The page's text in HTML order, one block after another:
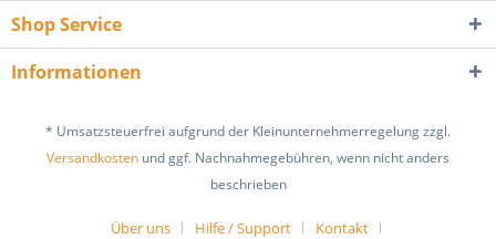
Shop Service
Informationen
* Umsatzsteuerfrei aufgrund der Kleinunternehmerregelung zzgl.
Versandkosten und ggf. Nachnahmegebühren, wenn nicht anders
beschrieben
Über uns Hilfe / Support Kontakt